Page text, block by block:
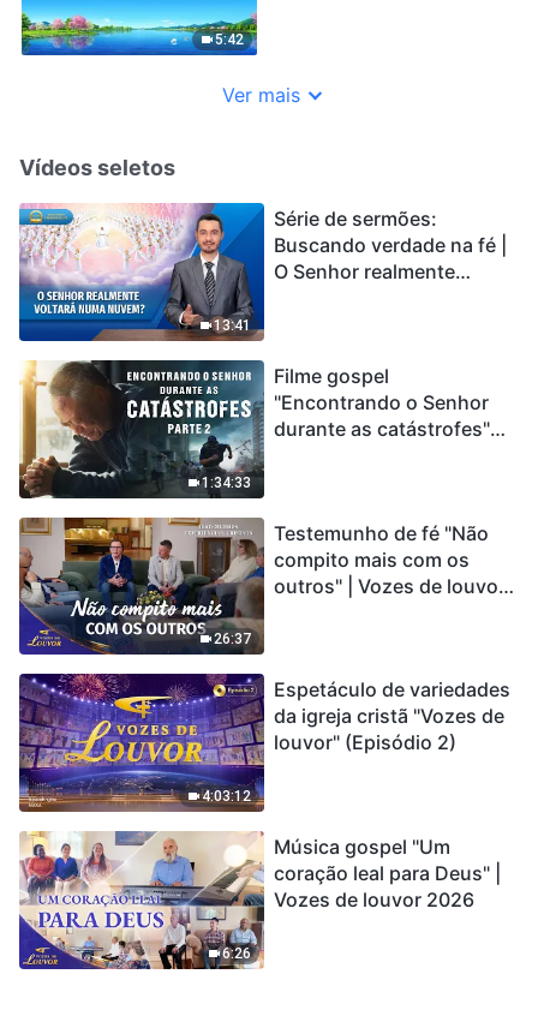
5:42
Ver mais
Vídeos seletos
13:41
Série de sermões:
Buscando verdade na fé |
O Senhor realmente
1:34:33
Filme gospel
"Encontrando o Senhor
durante as catástrofes"
catástrofes ccontecem, a
humanidade está
entrando em contagem
26:37
Testemunho de fé "Não
compito mais com os
outros" | Vozes de louvor
4:03:12
Espetáculo de variedades
da igreja cristã "Vozes de
louvor" (Episódio 2)
6:26
Música gospel "Um
coração leal para Deus" |
Vozes de louvor 2026